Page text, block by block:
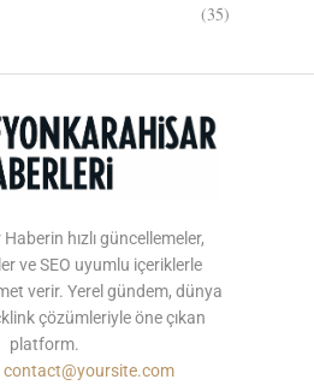
(35)
hızlı güncellemeler,
ve SEO uyumlu içeriklerle
verir. Yerel gündem, dünya
çözümleriyle öne çıkan
platform.
contact@yoursite.com